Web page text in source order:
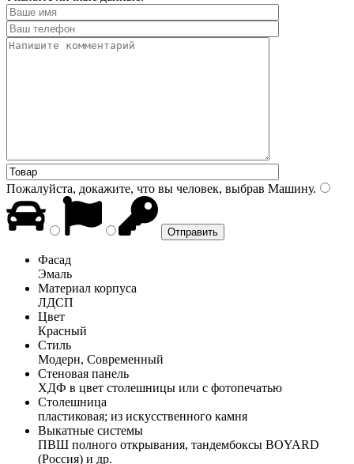
Пожалуйста, докажите, что вы человек, выбрав Машину.
Фасад
Эмаль
Материал корпуса
ЛДСП
Цвет
Красный
Стиль
Модерн, Современный
Стеновая панель
ХДФ в цвет столешницы или с фотопечатью
Столешница
пластиковая; из искусственного камня
Выкатные системы
ПВШ полного открывания, тандембоксы BOYARD
(Россия) и др.